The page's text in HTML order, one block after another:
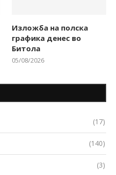
Изложба на полска
графика денес во
Битола
05/08/2026
(17)
(140)
(3)